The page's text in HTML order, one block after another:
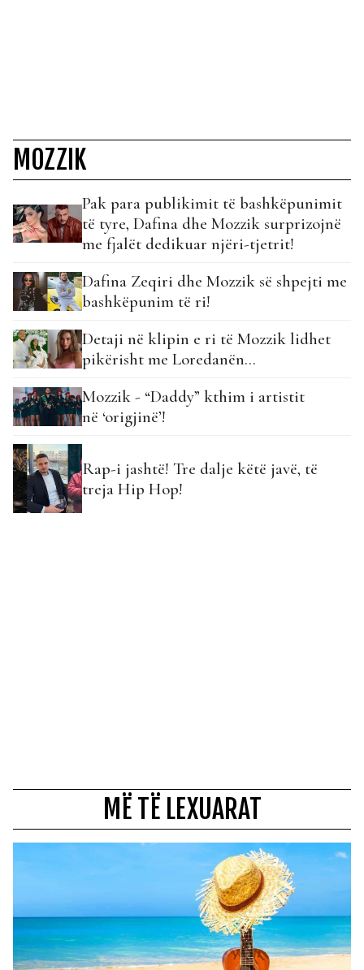
MOZZIK
Pak para publikimit të bashkëpunimit
të tyre, Dafina dhe Mozzik surprizojnë
me fjalët dedikuar njëri-tjetrit!
Dafina Zeqiri dhe Mozzik së shpejti me
bashkëpunim të ri!
Detaji në klipin e ri të Mozzik lidhet
pikërisht me Loredanën…
Mozzik - “Daddy” kthim i artistit
në ‘origjinë’!
Rap-i jashtë! Tre dalje këtë javë, të
treja Hip Hop!
MË TË LEXUARAT